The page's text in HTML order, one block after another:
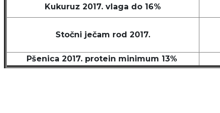
Kukuruz 2017. vlaga do 16%
Stočni ječam rod 2017.
Pšenica 2017. protein minimum 13%